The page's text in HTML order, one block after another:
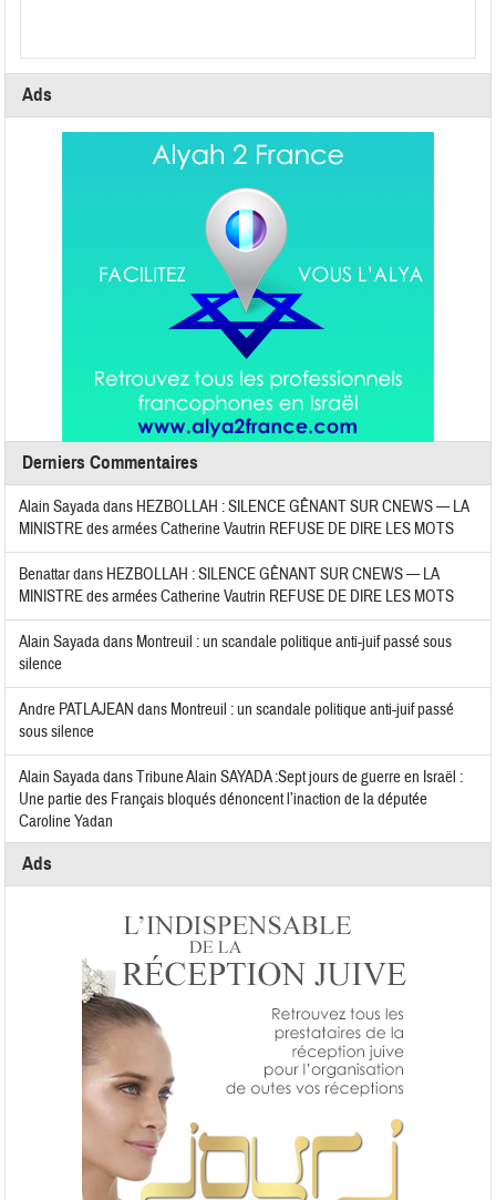
Ads
Derniers Commentaires
Alain Sayadadans HEZBOLLAH : SILENCE GÊNANT SUR CNEWS — LA
MINISTRE des armées Catherine Vautrin REFUSE DE DIRE LES MOTS
Benattardans HEZBOLLAH : SILENCE GÊNANT SUR CNEWS — LA
MINISTRE des armées Catherine Vautrin REFUSE DE DIRE LES MOTS
Alain Sayadadans Montreuil : un scandale politique anti-juif passé sous
silence
Andre PATLAJEAN dans Montreuil : un scandale politique anti-juif passé
sous silence
Alain SayadadansTribune Alain SAYADA :Sept jours de guerre en Israël :
Une partie des Français bloqués dénoncent l’inaction de la députée
Caroline Yadan
Ads